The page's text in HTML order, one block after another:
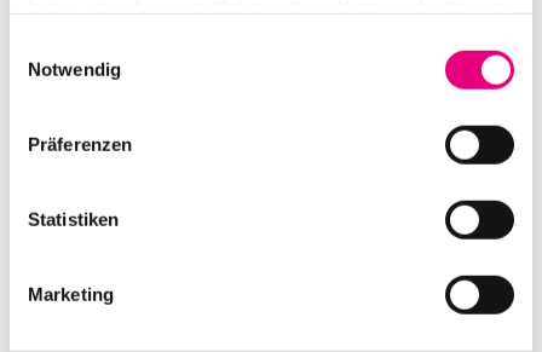
Notwendig
Präferenzen
Statistiken
Marketing
und Improvisationen – ein Gelingen mit Resonanz, das
„geschmackvolle Musik“ zündet. Hmmm, mundet!